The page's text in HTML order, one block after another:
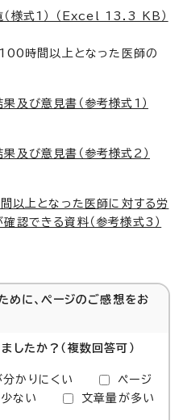
様式1） （Excel 13.3 KB）
時間以上となった医師の
及び意見書（参考様式1）
及び意見書（参考様式2）
以上となった医師に対する労
認できる資料（参考様式3）
めに、ページのご感想をお
したか？（複数回答可）
分かりにくい
ページ
ない 文章量が多い